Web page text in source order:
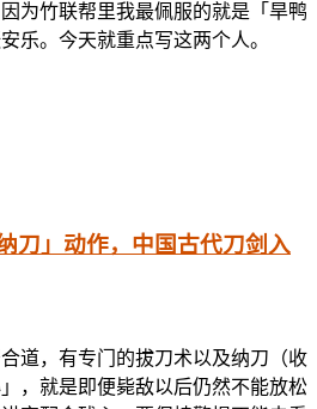
为竹联帮里我最佩服的就是「旱鸭
乐。今天就重点写这两个人。
刀」动作，中国古代刀剑入
道，有专门的拔刀术以及纳刀（收
，就是即便毙敌以后仍然不能放松